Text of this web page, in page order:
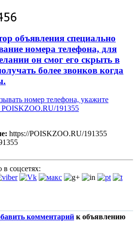
специально
номера телефона, для
он смог его скрыть в
более звонков когда
номер телефона, укажите
POISKZOO.RU/191355
https://POISKZOO.RU/191355
соцсетях:
комментарий к объявлению